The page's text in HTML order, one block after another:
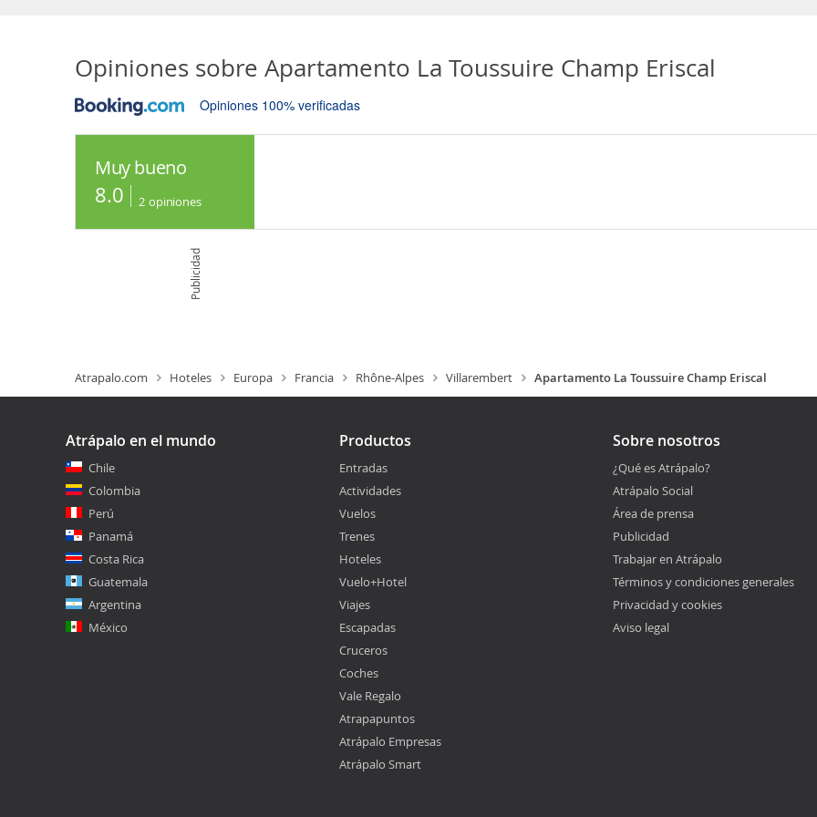
Opiniones sobre Apartamento La Toussuire Champ Eriscal
Opiniones 100% verificadas
Muy bueno
8.0 2 opiniones
Publicidad
Atrapalo.com Hoteles Europa Francia Rhône-Alpes Villarembert Apartamento La Toussuire Champ Eriscal
Atrápalo en el mundo
Chile
Colombia
Perú
Panamá
Costa Rica
Guatemala
Argentina
México
Productos
Entradas
Actividades
Vuelos
Trenes
Hoteles
Vuelo+Hotel
Viajes
Escapadas
Cruceros
Coches
Vale Regalo
Atrapapuntos
Atrápalo Empresas
Atrápalo Smart
Sobre nosotros
¿Qué es Atrápalo?
Atrápalo Social
Área de prensa
Publicidad
Trabajar en Atrápalo
Términos y condiciones generales
Privacidad y cookies
Aviso legal